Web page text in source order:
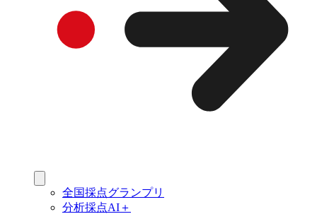
全国採点グランプリ
分析採点AI＋